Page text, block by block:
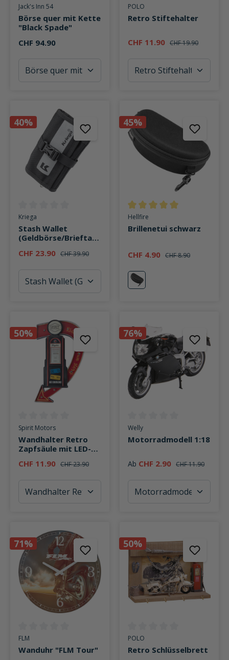
Durchschnittliche Bewertung von 0 von 5 Sternen
Jack's Inn 54
Börse quer mit Kette
"Black Spade"
CHF 94.90
Durchschnittliche Bewertung
POLO
Retro Stiftehalter
CHF 11.90 CHF 19.90
40%
Durchschnittliche Bewertung von 0 von 5 Sternen
Kriega
Stash Wallet
(Geldbörse/Brieftasc
CHF 23.90 CHF 39.90
45%
Durchschnittliche Bewertung
Hellfire
Brillenetui schwarz
CHF 4.90 CHF 8.90
schwarz
50%
Durchschnittliche Bewertung von 0 von 5 Sternen
Spirit Motors
Wandhalter Retro
Zapfsäule mit LED-
CHF 11.90 CHF 23.90
76%
Durchschnittliche Bewertung
Welly
Motorradmodell 1:18
Ab CHF 2.90 CHF 11.90
71%
Durchschnittliche Bewertung von 0 von 5 Sternen
FLM
Wanduhr "FLM Tour"
50%
Durchschnittliche Bewertung
POLO
Retro Schlüsselbrett